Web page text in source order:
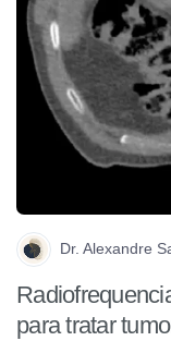
Dr. Alexandre
para tratar